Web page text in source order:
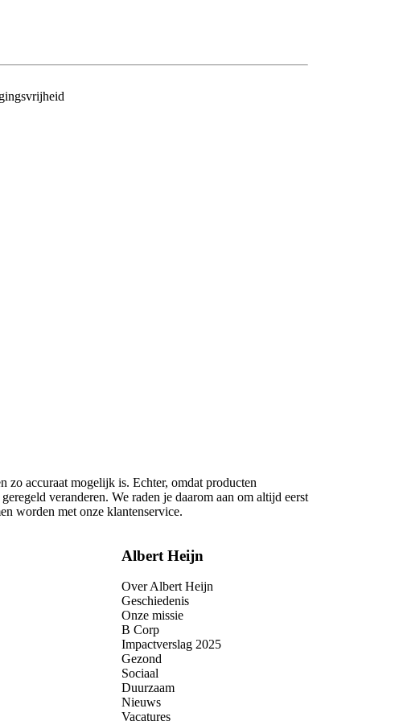
accuraat mogelijk is. Echter, omdat producten
veranderen. We raden je daarom aan om altijd eerst
worden met onze klantenservice.
Albert Heijn
Over Albert Heijn
Geschiedenis
Onze missie
B Corp
Impactverslag 2025
Gezond
Sociaal
Duurzaam
Nieuws
Vacatures